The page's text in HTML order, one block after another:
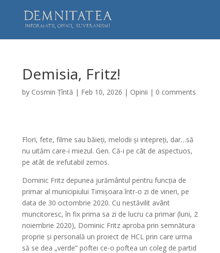
Demisia, Fritz!
by Cosmin Țîntă | Feb 10, 2026 | Opinii | 0 comments
Flori, fete, filme sau băieți, melodii și intepreți, dar…să
nu uităm care-i miezul. Gen. Că-i pe cât de aspectuos,
pe atât de irefutabil zemos.
Dominic Fritz depunea jurământul pentru funcția de
primar al municipiului Timișoara într-o zi de vineri, pe
data de 30 octombrie 2020. Cu nestăvilit avânt
muncitoresc, în fix prima sa zi de lucru ca primar (luni, 2
noiembrie 2020), Dominic Fritz aproba prin semnătura
proprie și personală un proiect de HCL prin care urma
să se dea „verde” poftei ce-o poftea un coleg de partid